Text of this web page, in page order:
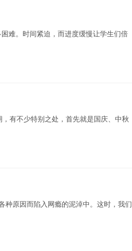
难。时间紧迫，而进度缓慢让学生们倍
有不少特别之处，首先就是国庆、中秋
种原因而陷入网瘾的泥淖中。这时，我们